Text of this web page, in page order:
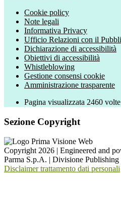
Cookie policy
Note legali
Informativa Privacy
Ufficio Relazioni con il
Dichiarazione di accessibilità
Obiettivi di accessibilità
Whistleblowing
Gestione consensi cookie
Amministrazione trasparente
Pagina visualizzata 2460 volte
Sezione Copyright
Copyright 2026 | Engineered and
Parma S.p.A. | Divisione
Disclaimer trattamento dati personali